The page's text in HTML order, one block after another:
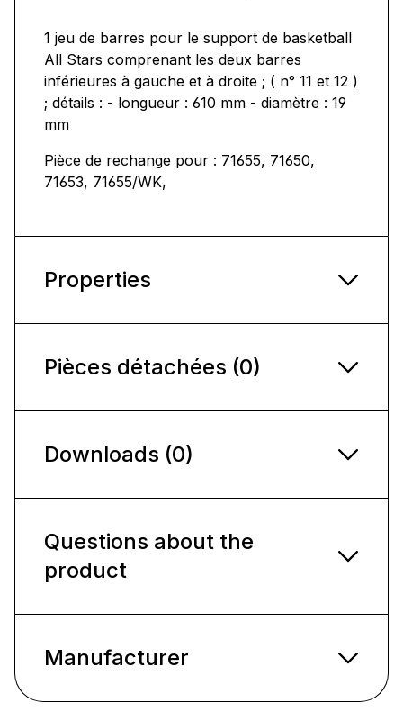
1 jeu de barres pour le support de basketball
All Stars comprenant les deux barres
inférieures à gauche et à droite ; ( n° 11 et 12 )
; détails : - longueur : 610 mm - diamètre : 19
mm
Pièce de rechange pour : 71655, 71650,
71653, 71655/WK,
Properties
Pièces détachées (0)
Downloads (0)
Questions about the
product
Manufacturer